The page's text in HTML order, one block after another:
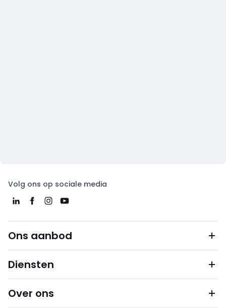
Volg ons op sociale media
Ons aanbod
Diensten
Over ons